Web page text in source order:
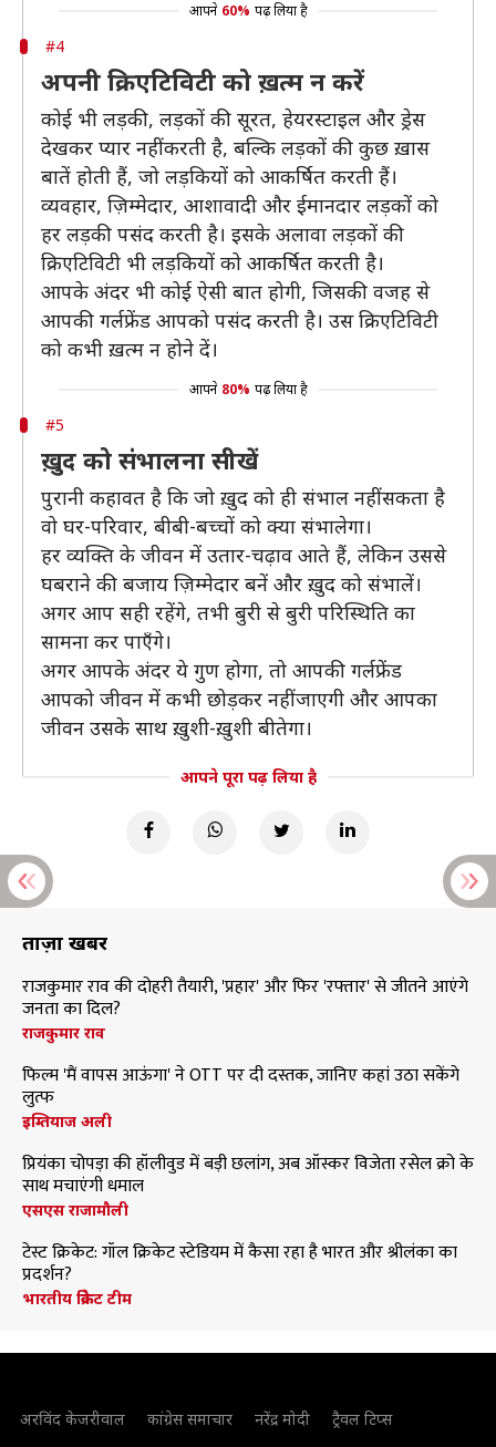
आपने 60% पढ़ लिया है
#4
अपनी क्रिएटिविटी को ख़त्म न करें
कोई भी लड़की, लड़कों की सूरत, हेयरस्टाइल और ड्रेस
देखकर प्यार नहीं करती है, बल्कि लड़कों की कुछ ख़ास
बातें होती हैं, जो लड़कियों को आकर्षित करती हैं।
व्यवहार, ज़िम्मेदार, आशावादी और ईमानदार लड़कों को
हर लड़की पसंद करती है। इसके अलावा लड़कों की
क्रिएटिविटी भी लड़कियों को आकर्षित करती है।
आपके अंदर भी कोई ऐसी बात होगी, जिसकी वजह से
आपकी गर्लफ्रेंड आपको पसंद करती है। उस क्रिएटिविटी
को कभी ख़त्म न होने दें।
आपने 80% पढ़ लिया है
#5
ख़ुद को संभालना सीखें
पुरानी कहावत है कि जो ख़ुद को ही संभाल नहीं सकता है
वो घर-परिवार, बीबी-बच्चों को क्या संभालेगा।
हर व्यक्ति के जीवन में उतार-चढ़ाव आते हैं, लेकिन उससे
घबराने की बजाय ज़िम्मेदार बनें और ख़ुद को संभालें।
अगर आप सही रहेंगे, तभी बुरी से बुरी परिस्थिति का
सामना कर पाएँगे।
अगर आपके अंदर ये गुण होगा, तो आपकी गर्लफ्रेंड
आपको जीवन में कभी छोड़कर नहीं जाएगी और आपका
जीवन उसके साथ ख़ुशी-ख़ुशी बीतेगा।
आपने पूरा पढ़ लिया है
ताज़ा खबरें
राजकुमार राव की दोहरी तैयारी, 'प्रहार' और फिर 'रफ्तार' से जीतने आएंगे
जनता का दिल?
राजकुमार राव
फिल्म 'मैं वापस आऊंगा' ने OTT पर दी दस्तक, जानिए कहां उठा सकेंगे
लुत्फ
इम्तियाज अली
प्रियंका चोपड़ा की हॉलीवुड में बड़ी छलांग, अब ऑस्कर विजेता रसेल क्रो के
साथ मचाएंगी धमाल
एसएस राजामौली
टेस्ट क्रिकेट: गॉल क्रिकेट स्टेडियम में कैसा रहा है भारत और श्रीलंका का
प्रदर्शन?
भारतीय क्रिकेट टीम
अरविंद केजरीवाल कांग्रेस समाचार नरेंद्र मोदी ट्रैवल टिप्स